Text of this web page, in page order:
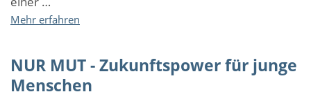
Mehr erfahren
NUR MUT - Zukunftspower für junge
Menschen